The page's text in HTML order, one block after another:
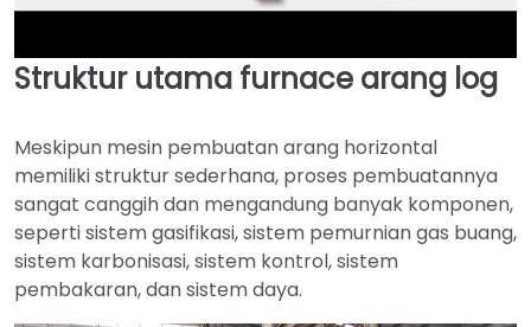
►
Struktur utama furnace arang log
Meskipun mesin pembuatan arang horizontal
memiliki struktur sederhana, proses pembuatannya
sangat canggih dan mengandung banyak komponen,
seperti sistem gasifikasi, sistem pemurnian gas buang,
sistem karbonisasi, sistem kontrol, sistem
pembakaran, dan sistem daya.